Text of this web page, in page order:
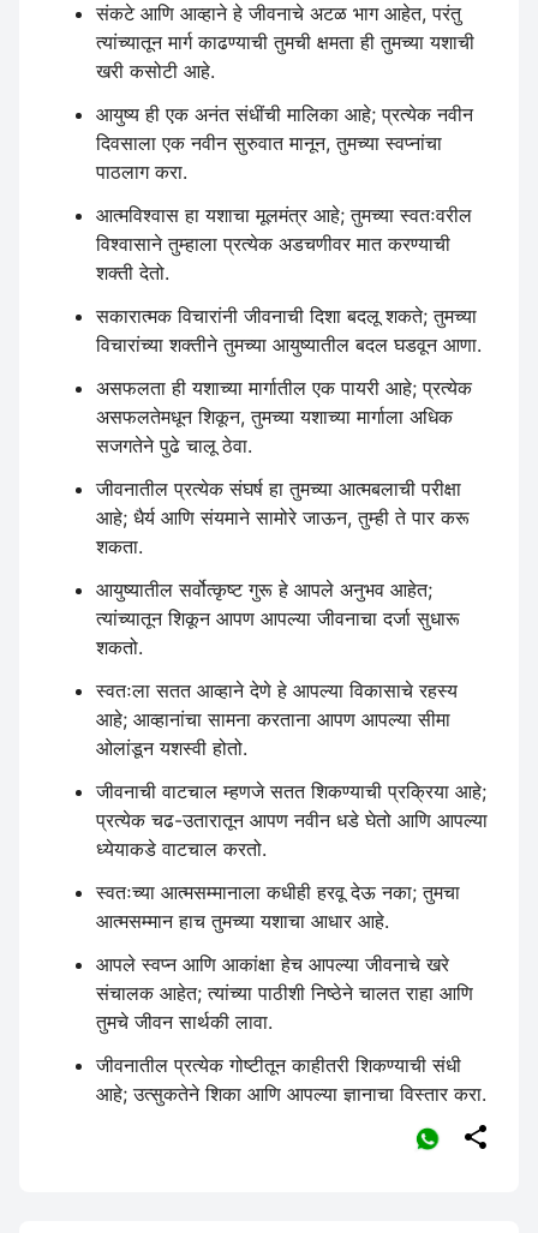
संकटे आणि आव्हाने हे जीवनाचे अटळ भाग आहेत, परंतु
त्यांच्यातून मार्ग काढण्याची तुमची क्षमता ही तुमच्या यशाची
खरी कसोटी आहे.
आयुष्य ही एक अनंत संधींची मालिका आहे; प्रत्येक नवीन
दिवसाला एक नवीन सुरुवात मानून, तुमच्या स्वप्नांचा
पाठलाग करा.
आत्मविश्वास हा यशाचा मूलमंत्र आहे; तुमच्या स्वतःवरील
विश्वासाने तुम्हाला प्रत्येक अडचणीवर मात करण्याची
शक्ती देतो.
सकारात्मक विचारांनी जीवनाची दिशा बदलू शकते; तुमच्या
विचारांच्या शक्तीने तुमच्या आयुष्यातील बदल घडवून आणा.
असफलता ही यशाच्या मार्गातील एक पायरी आहे; प्रत्येक
असफलतेमधून शिकून, तुमच्या यशाच्या मार्गाला अधिक
सजगतेने पुढे चालू ठेवा.
जीवनातील प्रत्येक संघर्ष हा तुमच्या आत्मबलाची परीक्षा
आहे; धैर्य आणि संयमाने सामोरे जाऊन, तुम्ही ते पार करू
शकता.
आयुष्यातील सर्वोत्कृष्ट गुरू हे आपले अनुभव आहेत;
त्यांच्यातून शिकून आपण आपल्या जीवनाचा दर्जा सुधारू
शकतो.
स्वतःला सतत आव्हाने देणे हे आपल्या विकासाचे रहस्य
आहे; आव्हानांचा सामना करताना आपण आपल्या सीमा
ओलांडून यशस्वी होतो.
जीवनाची वाटचाल म्हणजे सतत शिकण्याची प्रक्रिया आहे;
प्रत्येक चढ-उतारातून आपण नवीन धडे घेतो आणि आपल्या
ध्येयाकडे वाटचाल करतो.
स्वतःच्या आत्मसम्मानाला कधीही हरवू देऊ नका; तुमचा
आत्मसम्मान हाच तुमच्या यशाचा आधार आहे.
आपले स्वप्न आणि आकांक्षा हेच आपल्या जीवनाचे खरे
संचालक आहेत; त्यांच्या पाठीशी निष्ठेने चालत राहा आणि
तुमचे जीवन सार्थकी लावा.
जीवनातील प्रत्येक गोष्टीतून काहीतरी शिकण्याची संधी
आहे; उत्सुकतेने शिका आणि आपल्या ज्ञानाचा विस्तार करा.
